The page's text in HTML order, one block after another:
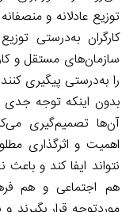
توزیع عادلانه و
کارگران به‌درستی
سازمان‌های مستقل و
را به‌درستی پیگیری
بدون اینکه توجه جدی
آن‌ها تصمیم‌گیری
اهمیت و اثرگذاری
نتواند ایفا کند و
هم اجتماعی و هم